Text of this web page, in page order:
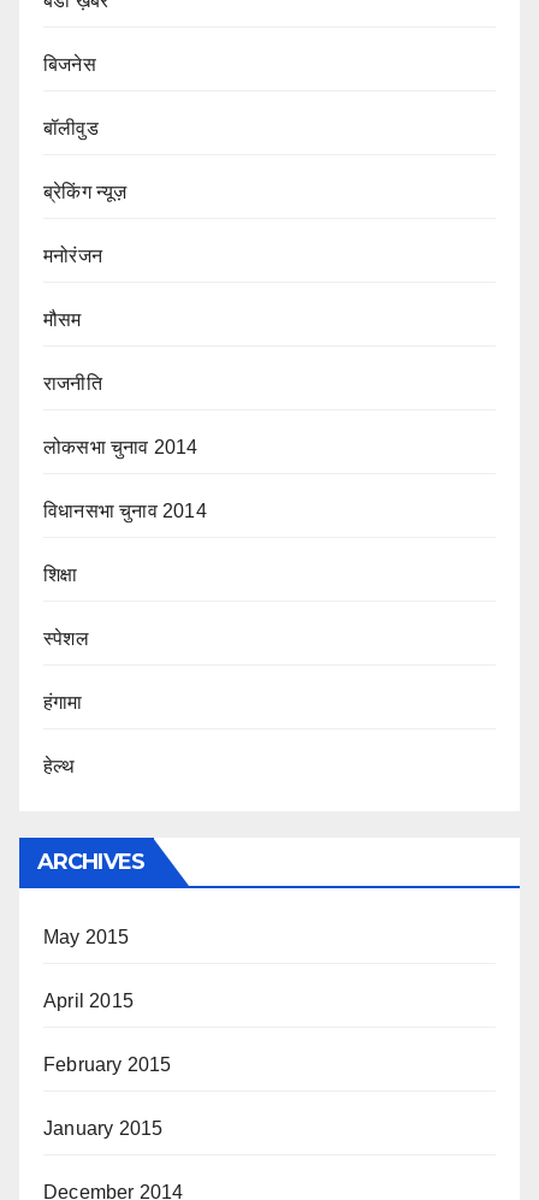
बिजनेस
बॉलीवुड
ब्रेकिंग न्यूज़
मनोरंजन
मौसम
राजनीति
लोकसभा चुनाव 2014
विधानसभा चुनाव 2014
शिक्षा
स्पेशल
हंगामा
हेल्थ
ARCHIVES
May 2015
April 2015
February 2015
January 2015
December 2014